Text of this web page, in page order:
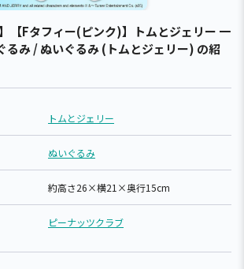
【Fタフィー(ピンク)】トムとジェリー 一
るみ / ぬいぐるみ (トムとジェリー) の紹
トムとジェリー
ぬいぐるみ
約高さ26×横21×奥行15cm
ピーナッツクラブ